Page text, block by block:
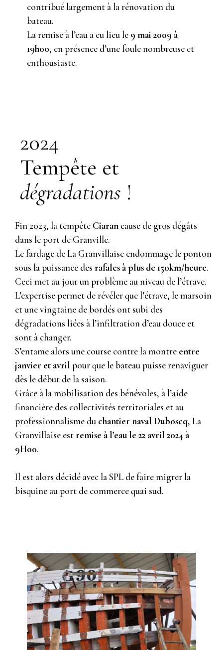
contribué largement à la rénovation du
bateau.
La remise à l’eau a eu lieu le 9 mai 2009 à
19h00, en présence d’une foule nombreuse et
enthousiaste.
2024
Tempête et
dégradations !
Fin 2023, la tempête Ciaran cause de gros dégâts
dans le port de Granville.
Le fardage de La Granvillaise endommage le ponton
sous la puissance des rafales à plus de 150km/heure.
Ceci met au jour un problème au niveau de l’étrave.
L’expertise permet de révéler que l’étrave, le marsoin
et une vingtaine de bordés ont subi des
dégradations liées à l’infiltration d’eau douce et
sont à changer.
S’entame alors une course contre la montre entre
janvier et avril pour que le bateau puisse renaviguer
dès le début de la saison.
Grâce à la mobilisation des bénévoles, à l’aide
financière des collectivités territoriales et au
professionnalisme du chantier naval Duboscq, La
Granvillaise estremise à l’eau le 22 avril 2024 à
9H00.
Il est alors décidé avec la SPL de faire migrer la
bisquine au port de commerce quai sud.